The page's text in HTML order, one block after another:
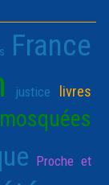
France
justice livres
mosquées
Proche et